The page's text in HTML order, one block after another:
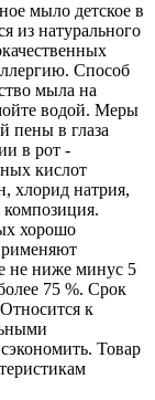
мыло детское в
из натурального
Способ
мыла на
водой. Меры
пены в глаза
в рот -
кислот
хлорид натрия,
хорошо
не ниже минус 5
75 %. Срок
к
Товар